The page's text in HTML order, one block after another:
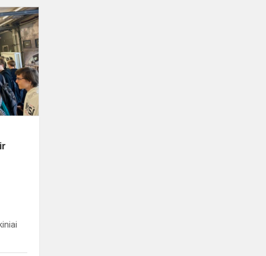
Karjeros
ugdymo
diena
Vilniaus
automechanikos
ir
mok...